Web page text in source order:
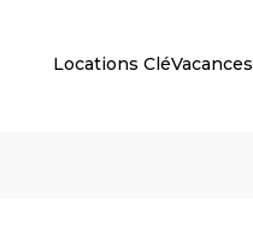
Locations CléVacances